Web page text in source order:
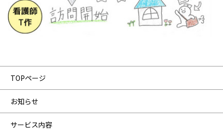
TOPページ
お知らせ
サービス内容